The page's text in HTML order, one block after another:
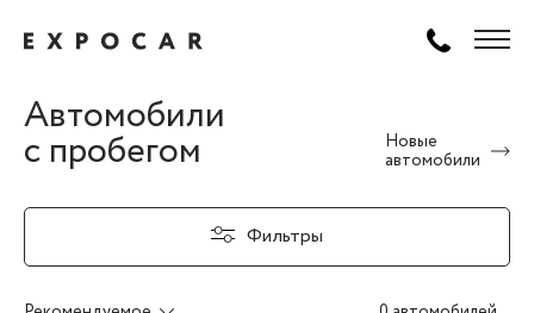
Автомобили
с пробегом
Новые
автомобили
Фильтры